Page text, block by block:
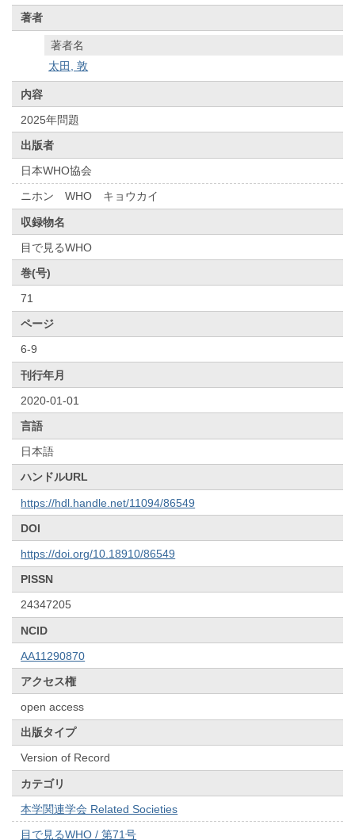
著者
著者名
太田, 敦
内容
2025年問題
出版者
日本WHO協会
ニホン WHO キョウカイ
収録物名
目で見るWHO
巻(号)
71
ページ
6-9
刊行年月
2020-01-01
言語
日本語
ハンドルURL
https://hdl.handle.net/11094/86549
DOI
https://doi.org/10.18910/86549
PISSN
24347205
NCID
AA11290870
アクセス権
open access
出版タイプ
Version of Record
カテゴリ
本学関連学会 Related Societies
目で見るWHO / 第71号